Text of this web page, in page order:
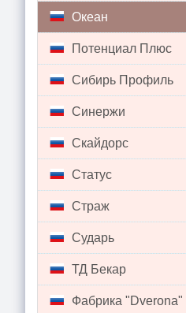
Океан
Потенциал Плюс
Сибирь Профиль
Синержи
Скайдорс
Статус
Страж
Сударь
ТД Бекар
Фабрика "Dverona"